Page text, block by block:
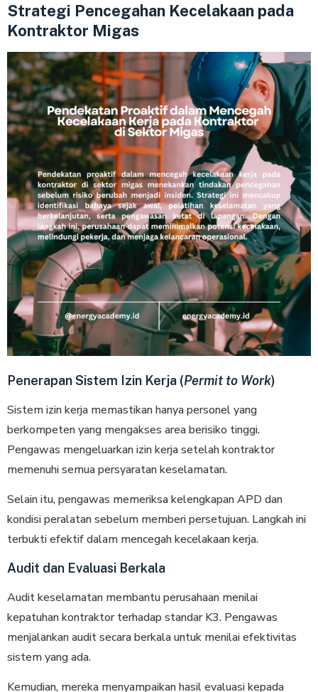
Strategi Pencegahan Kecelakaan pada
Kontraktor Migas
Penerapan Sistem Izin Kerja (Permit to Work)
Sistem izin kerja memastikan hanya personel yang
berkompeten yang mengakses area berisiko tinggi.
Pengawas mengeluarkan izin kerja setelah kontraktor
memenuhi semua persyaratan keselamatan.
Selain itu, pengawas memeriksa kelengkapan APD dan
kondisi peralatan sebelum memberi persetujuan. Langkah ini
terbukti efektif dalam mencegah kecelakaan kerja.
Audit dan Evaluasi Berkala
Audit keselamatan membantu perusahaan menilai
kepatuhan kontraktor terhadap standar K3. Pengawas
menjalankan audit secara berkala untuk menilai efektivitas
sistem yang ada.
Kemudian, mereka menyampaikan hasil evaluasi kepada